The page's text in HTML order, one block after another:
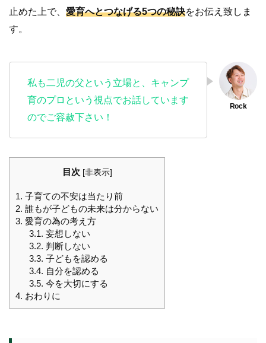
止めた上で、 愛育へとつなげる5つの秘訣をお伝え致しま
す。
私も二児の父という立場と、キャンプ
育のプロという視点でお話しています
のでご容赦下さい！
目次 [非表示]
1. 子育ての不安は当たり前
2. 誰もが子どもの未来は分からない
3. 愛育の為の考え方
3.1. 妄想しない
3.2. 判断しない
3.3. 子どもを認める
3.4. 自分を認める
3.5. 今を大切にする
4. おわりに